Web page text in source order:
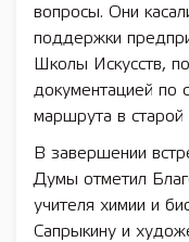
вопросы. Они
поддержки
Школы Искусств,
документацией по
маршрута в старой
В завершении
Думы отметил
учителя химии и
Сапрыкину и